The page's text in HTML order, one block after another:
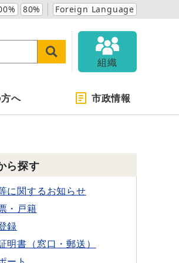
80% Foreign Language
組織
へ 市政情報
ら探す
に関するお知らせ
・戸籍
録
明書（窓口・郵送）